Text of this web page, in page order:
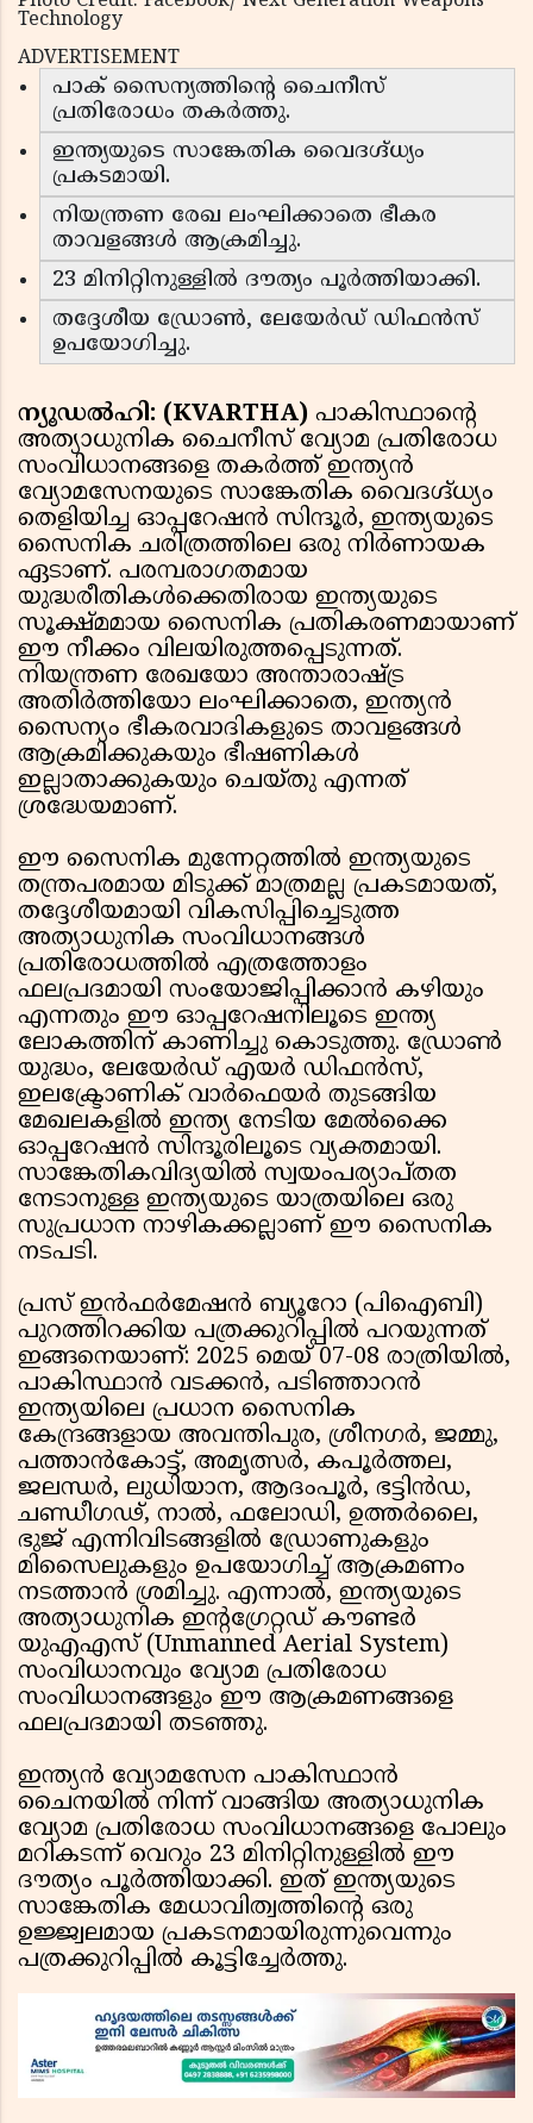
Technology
ADVERTISEMENT
പാക് സൈന്യത്തിന്റെ ചൈനീസ്
പ്രതിരോധം തകർത്തു.
ഇന്ത്യയുടെ സാങ്കേതിക വൈദഗ്ദ്ധ്യം
പ്രകടമായി.
നിയന്ത്രണ രേഖ ലംഘിക്കാതെ ഭീകര
താവളങ്ങൾ ആക്രമിച്ചു.
23 മിനിറ്റിനുള്ളിൽ ദൗത്യം പൂർത്തിയാക്കി.
തദ്ദേശീയ ഡ്രോൺ, ലേയേർഡ് ഡിഫൻസ്
ഉപയോഗിച്ചു.
ന്യൂഡൽഹി: (KVARTHA) പാകിസ്ഥാന്റെ
അത്യാധുനിക ചൈനീസ് വ്യോമ പ്രതിരോധ
സംവിധാനങ്ങളെ തകർത്ത് ഇന്ത്യൻ
വ്യോമസേനയുടെ സാങ്കേതിക വൈദഗ്ദ്ധ്യം
തെളിയിച്ച ഓപ്പറേഷൻ സിന്ദൂർ, ഇന്ത്യയുടെ
സൈനിക ചരിത്രത്തിലെ ഒരു നിർണായക
ഏടാണ്. പരമ്പരാഗതമായ
യുദ്ധരീതികൾക്കെതിരായ ഇന്ത്യയുടെ
സൂക്ഷ്മമായ സൈനിക പ്രതികരണമായാണ്
ഈ നീക്കം വിലയിരുത്തപ്പെടുന്നത്.
നിയന്ത്രണ രേഖയോ അന്താരാഷ്ട്ര
അതിർത്തിയോ ലംഘിക്കാതെ, ഇന്ത്യൻ
സൈന്യം ഭീകരവാദികളുടെ താവളങ്ങൾ
ആക്രമിക്കുകയും ഭീഷണികൾ
ഇല്ലാതാക്കുകയും ചെയ്തു എന്നത്
ശ്രദ്ധേയമാണ്.
ഈ സൈനിക മുന്നേറ്റത്തിൽ ഇന്ത്യയുടെ
തന്ത്രപരമായ മിടുക്ക് മാത്രമല്ല പ്രകടമായത്,
തദ്ദേശീയമായി വികസിപ്പിച്ചെടുത്ത
അത്യാധുനിക സംവിധാനങ്ങൾ
പ്രതിരോധത്തിൽ എത്രത്തോളം
ഫലപ്രദമായി സംയോജിപ്പിക്കാൻ കഴിയും
എന്നതും ഈ ഓപ്പറേഷനിലൂടെ ഇന്ത്യ
ലോകത്തിന് കാണിച്ചു കൊടുത്തു. ഡ്രോൺ
യുദ്ധം, ലേയേർഡ് എയർ ഡിഫൻസ്,
ഇലക്ട്രോണിക് വാർഫെയർ തുടങ്ങിയ
മേഖലകളിൽ ഇന്ത്യ നേടിയ മേൽക്കൈ
ഓപ്പറേഷൻ സിന്ദൂരിലൂടെ വ്യക്തമായി.
സാങ്കേതികവിദ്യയിൽ സ്വയംപര്യാപ്തത
നേടാനുള്ള ഇന്ത്യയുടെ യാത്രയിലെ ഒരു
സുപ്രധാന നാഴികക്കല്ലാണ് ഈ സൈനിക
നടപടി.
പ്രസ് ഇൻഫർമേഷൻ ബ്യൂറോ (പിഐബി)
പുറത്തിറക്കിയ പത്രക്കുറിപ്പിൽ പറയുന്നത്
ഇങ്ങനെയാണ്: 2025 മെയ് 07-08 രാത്രിയിൽ,
പാകിസ്ഥാൻ വടക്കൻ, പടിഞ്ഞാറൻ
ഇന്ത്യയിലെ പ്രധാന സൈനിക
കേന്ദ്രങ്ങളായ അവന്തിപുര, ശ്രീനഗർ, ജമ്മു,
പത്താൻകോട്ട്, അമൃത്സർ, കപൂർത്തല,
ജലന്ധർ, ലുധിയാന, ആദംപൂർ, ഭട്ടിൻഡ,
ചണ്ഡീഗഢ്, നാൽ, ഫലോഡി, ഉത്തർലൈ,
ഭുജ് എന്നിവിടങ്ങളിൽ ഡ്രോണുകളും
മിസൈലുകളും ഉപയോഗിച്ച് ആക്രമണം
നടത്താൻ ശ്രമിച്ചു. എന്നാൽ, ഇന്ത്യയുടെ
അത്യാധുനിക ഇന്റഗ്രേറ്റഡ് കൗണ്ടർ
യുഎഎസ് (Unmanned Aerial System)
സംവിധാനവും വ്യോമ പ്രതിരോധ
സംവിധാനങ്ങളും ഈ ആക്രമണങ്ങളെ
ഫലപ്രദമായി തടഞ്ഞു.
ഇന്ത്യൻ വ്യോമസേന പാകിസ്ഥാൻ
ചൈനയിൽ നിന്ന് വാങ്ങിയ അത്യാധുനിക
വ്യോമ പ്രതിരോധ സംവിധാനങ്ങളെ പോലും
മറികടന്ന് വെറും 23 മിനിറ്റിനുള്ളിൽ ഈ
ദൗത്യം പൂർത്തിയാക്കി. ഇത് ഇന്ത്യയുടെ
സാങ്കേതിക മേധാവിത്വത്തിൻ്റെ ഒരു
ഉജ്ജ്വലമായ പ്രകടനമായിരുന്നുവെന്നും
പത്രക്കുറിപ്പിൽ കൂട്ടിച്ചേർത്തു.